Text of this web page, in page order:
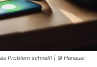
Problem schnell! | © Hanauer